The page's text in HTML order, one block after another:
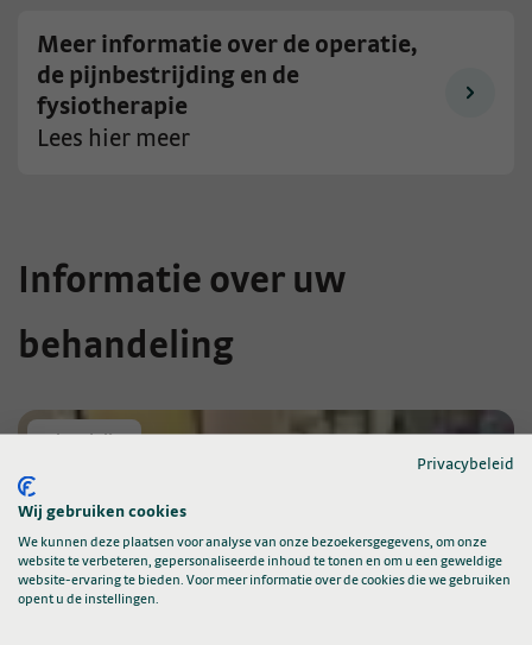
Meer informatie over de operatie,
de pijnbestrijding en de
fysiotherapie
Lees hier meer
Informatie over uw
behandeling
Privacybeleid
Wij gebruiken cookies
We kunnen deze plaatsen voor analyse van onze bezoekersgegevens, om onze
website te verbeteren, gepersonaliseerde inhoud te tonen en om u een geweldige
website-ervaring te bieden. Voor meer informatie over de cookies die we gebruiken
opent u de instellingen.